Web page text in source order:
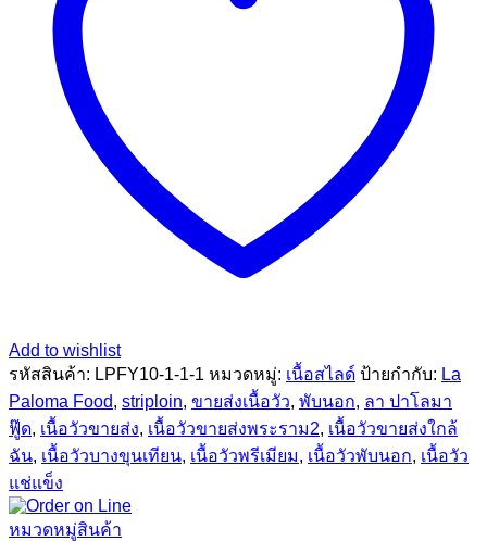
ชิ้น
Add to wishlist
รหัสสินค้า: LPFY10-1-1-1 หมวดหมู่: เนื้อสไลด์ ป้ายกำกับ: La
Paloma Food, striploin, ขายส่งเนื้อวัว, พับนอก, ลา ปาโลมา
ฟู๊ด, เนื้อวัวขายส่ง, เนื้อวัวขายส่งพระราม2, เนื้อวัวขายส่งใกล้
ฉัน, เนื้อวัวบางขุนเทียน, เนื้อวัวพรีเมียม, เนื้อวัวพับนอก, เนื้อวัว
แช่แข็ง
หมวดหมู่สินค้า